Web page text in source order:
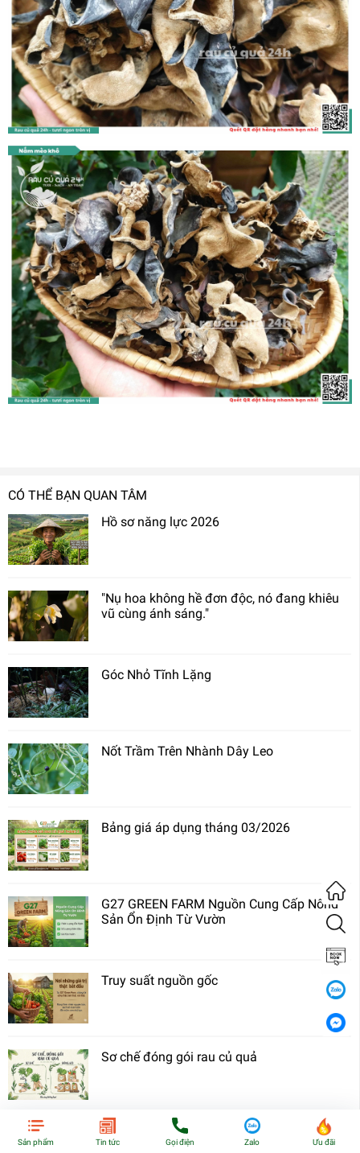
CÓ THỂ BẠN QUAN TÂM
Hồ sơ năng lực 2026
"Nụ hoa không hề đơn độc, nó đang khiêu
vũ cùng ánh sáng."
Góc Nhỏ Tĩnh Lặng
Nốt Trầm Trên Nhành Dây Leo
Bảng giá áp dụng tháng 03/2026
G27 GREEN FARM Nguồn Cung Cấp Nông
Sản Ổn Định Từ Vườn
Truy suất nguồn gốc
Sơ chế đóng gói rau củ quả
"Bắp Cải" Biểu tượng của sự sinh sôi, cuộn
tròn tài lộc và giữ gìn của cải.
Sản phẩm Tin tức Gọi điện Zalo Ưu đãi